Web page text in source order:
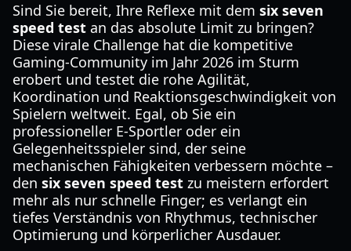
Sind Sie bereit, Ihre Reflexe mit dem six seven
speed test an das absolute Limit zu bringen?
Diese virale Challenge hat die kompetitive
Gaming-Community im Jahr 2026 im Sturm
erobert und testet die rohe Agilität,
Koordination und Reaktionsgeschwindigkeit von
Spielern weltweit. Egal, ob Sie ein
professioneller E-Sportler oder ein
Gelegenheitsspieler sind, der seine
mechanischen Fähigkeiten verbessern möchte –
den six seven speed test zu meistern erfordert
mehr als nur schnelle Finger; es verlangt ein
tiefes Verständnis von Rhythmus, technischer
Optimierung und körperlicher Ausdauer.